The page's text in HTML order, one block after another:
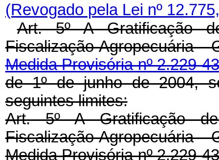
(Revogado pela Lei nº
Art. 5º A Gratificação
Fiscalização Agropecuária -
Medida Provisória nº 2.229-
de 1º de junho de 2004,
seguintes limites:
Art. 5º A Gratificação
Fiscalização Agropecuária -
Medida Provisória nº 2.229-